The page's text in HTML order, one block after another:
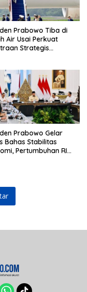
Prabowo Tiba di
Air Usai Perkuat
Strategis
Prabowo Gelar
Bahas Stabilitas
Pertumbuhan RI